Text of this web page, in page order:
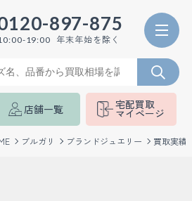
897-875
19:00 年末年始を除く
店舗一覧 宅配買取
マイページ
ブルガリ ブランドジュエリー 買取実績